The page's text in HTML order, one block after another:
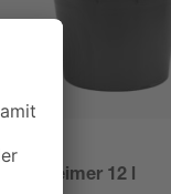
Baueimer 12 l